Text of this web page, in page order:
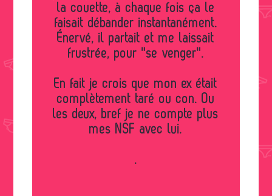
la couette, à chaque fois ça le
faisait débander instantanément.
Énervé, il partait et me laissait
frustrée, pour "se venger".
En fait je crois que mon ex était
complètement taré ou con. Ou
les deux, bref je ne compte plus
mes NSF avec lui.
.